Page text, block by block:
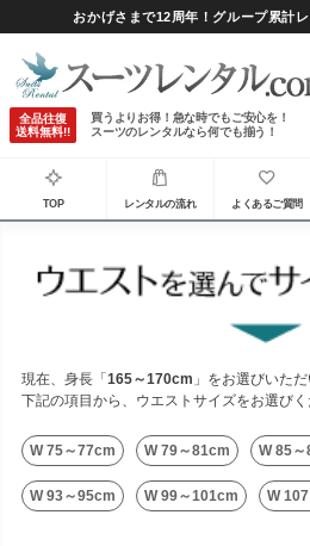
おかげさまで12周年！グループ累計
全品往復
送料無料!!
買うよりお得！急な時でもご安心を！
スーツのレンタルなら何でも揃う！
TOP レンタルの流れ よくあるご質問
現在、身長「165～170cm 」をお選びいただ
下記の項目から、ウエストサイズをお選びく
W 75～77cm W 79～81cm W 85
W 93～95cm W 99～101cm W